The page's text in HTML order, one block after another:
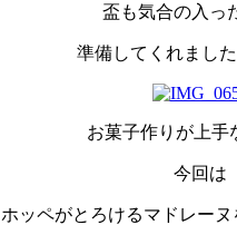
盃も気合の入っ
準備してくれまし
お菓子作りが上手
今回は
ホッペがとろけるマドレーヌ